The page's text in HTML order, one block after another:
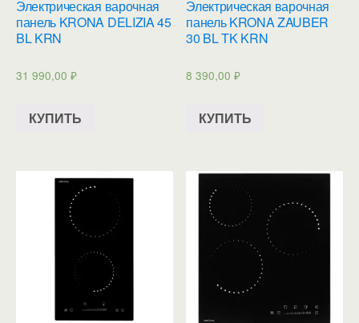
Электрическая варочная
панель KRONA DELIZIA 45
BL KRN
31 990,00 ₽
КУПИТЬ
Электрическая варочная
панель KRONA ZAUBER
30 BL TK KRN
8 390,00₽
КУПИТЬ